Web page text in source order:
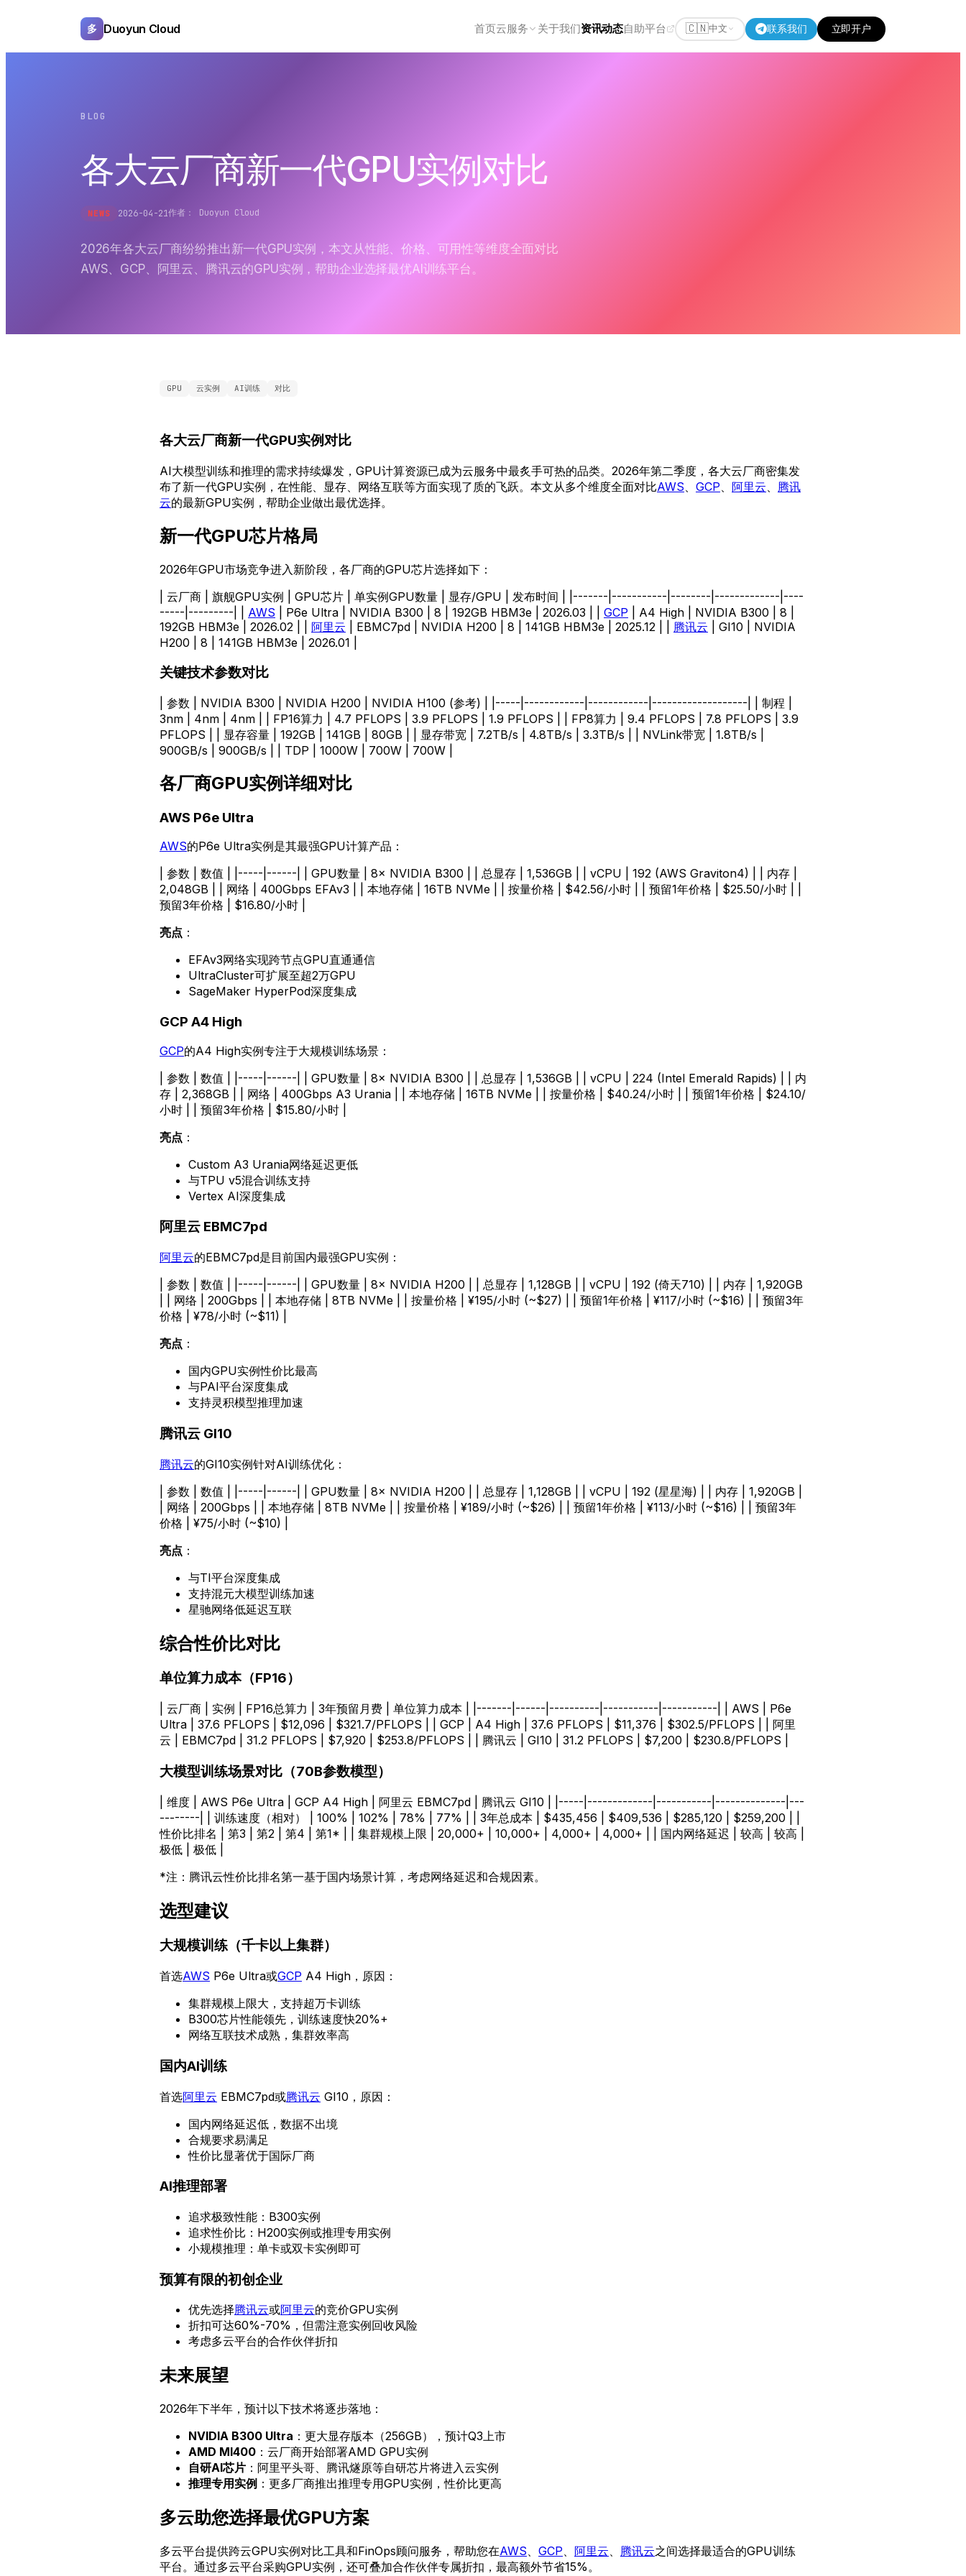
多 Duoyun Cloud 首页云服务 关于我们资讯动态自助平台 🇨🇳中文 联系我们 立即开户
BLOG
各大云厂商新一代GPU实例对比
NEWS 2026-04-21作者： Duoyun Cloud
2026年各大云厂商纷纷推出新一代GPU实例，本文从性能、价格、可用性等维度全面对比
AWS、GCP、阿里云、腾讯云的GPU实例，帮助企业选择最优AI训练平台。
GPU 云实例 AI训练 对比
各大云厂商新一代GPU实例对比
AI大模型训练和推理的需求持续爆发，GPU计算资源已成为云服务中最炙手可热的品类。2026年第二季度，各大云厂商密集发
布了新一代GPU实例，在性能、显存、网络互联等方面实现了质的飞跃。本文从多个维度全面对比AWS GCP 阿里云
腾讯
云的最新GPU实例，帮助企业做出最优选择。
新一代GPU芯片格局
2026年GPU市场竞争进入新阶段，各厂商的GPU芯片选择如下：
| 云厂商 | 旗舰GPU实例 | GPU芯片 | 单实例GPU数量 | 显存/GPU | 发布时间 | |-------|-----------|--------|-------------|----
-----|---------| | AWS | P6e Ultra | NVIDIA B300 | 8 | 192GB HBM3e | 2026.03 | | GCP | A4 High | NVIDIA B300 | 8 |
192GB HBM3e | 2026.02 | | 阿里云 | EBMC7pd | NVIDIA H200 | 8 | 141GB HBM3e | 2025.12 | | 腾讯云 | GI10 | NVIDIA
H200 | 8 | 141GB HBM3e | 2026.01 |
关键技术参数对比
| 参数 | NVIDIA B300 | NVIDIA H200 | NVIDIA H100 (参考) | |-----|------------|------------|-------------------| | 制程 |
3nm | 4nm | 4nm | | FP16算力 | 4.7 PFLOPS | 3.9 PFLOPS | 1.9 PFLOPS | | FP8算力 | 9.4 PFLOPS | 7.8 PFLOPS | 3.9
PFLOPS | | 显存容量 | 192GB | 141GB | 80GB | | 显存带宽 | 7.2TB/s | 4.8TB/s | 3.3TB/s | | NVLink带宽 | 1.8TB/s |
900GB/s | 900GB/s | | TDP | 1000W | 700W | 700W |
各厂商GPU实例详细对比
AWS P6e Ultra
AWS的P6e Ultra实例是其最强GPU计算产品：
| 参数 | 数值 | |-----|------| | GPU数量 | 8× NVIDIA B300 | | 总显存 | 1,536GB | | vCPU | 192 (AWS Graviton4) | | 内存 |
2,048GB | | 网络 | 400Gbps EFAv3 | | 本地存储 | 16TB NVMe | | 按量价格 | $42.56/小时 | | 预留1年价格 | $25.50/小时 | |
预留3年价格 | $16.80/小时 |
亮点 ：
EFAv3网络实现跨节点GPU直通通信
UltraCluster可扩展至超2万GPU
SageMaker HyperPod深度集成
GCP A4 High
GCP的A4 High实例专注于大规模训练场景：
| 参数 | 数值 | |-----|------| | GPU数量 | 8× NVIDIA B300 | | 总显存 | 1,536GB | | vCPU | 224 (Intel Emerald Rapids) | | 内
存 | 2,368GB | | 网络 | 400Gbps A3 Urania | | 本地存储 | 16TB NVMe | | 按量价格 | $40.24/小时 | | 预留1年价格 | $24.10/
小时 | | 预留3年价格 | $15.80/小时 |
亮点 ：
Custom A3 Urania网络延迟更低
与TPU v5混合训练支持
Vertex AI深度集成
阿里云 EBMC7pd
阿里云的EBMC7pd是目前国内最强GPU实例：
| 参数 | 数值 | |-----|------| | GPU数量 | 8× NVIDIA H200 | | 总显存 | 1,128GB | | vCPU | 192 (倚天710) | | 内存 | 1,920GB
| | 网络 | 200Gbps | | 本地存储 | 8TB NVMe | | 按量价格 | ¥195/小时 (~$27) | | 预留1年价格 | ¥117/小时 (~$16) | | 预留3年
价格 | ¥78/小时 (~$11) |
亮点 ：
国内GPU实例性价比最高
与PAI平台深度集成
支持灵积模型推理加速
腾讯云 GI10
腾讯云的GI10实例针对AI训练优化：
| 参数 | 数值 | |-----|------| | GPU数量 | 8× NVIDIA H200 | | 总显存 | 1,128GB | | vCPU | 192 (星星海) | | 内存 | 1,920GB |
| 网络 | 200Gbps | | 本地存储 | 8TB NVMe | | 按量价格 | ¥189/小时 (~$26) | | 预留1年价格 | ¥113/小时 (~$16) | | 预留3年
价格 | ¥75/小时 (~$10) |
亮点 ：
与TI平台深度集成
支持混元大模型训练加速
星驰网络低延迟互联
综合性价比对比
单位算力成本（FP16）
| 云厂商 | 实例 | FP16总算力 | 3年预留月费 | 单位算力成本 | |-------|------|----------|-----------|-----------| | AWS | P6e
Ultra | 37.6 PFLOPS | $12,096 | $321.7/PFLOPS | | GCP | A4 High | 37.6 PFLOPS | $11,376 | $302.5/PFLOPS | | 阿里
云 | EBMC7pd | 31.2 PFLOPS | $7,920 | $253.8/PFLOPS | | 腾讯云 | GI10 | 31.2 PFLOPS | $7,200 | $230.8/PFLOPS |
大模型训练场景对比（70B参数模型）
| 维度 | AWS P6e Ultra | GCP A4 High | 阿里云 EBMC7pd | 腾讯云 GI10 | |-----|-------------|-----------|--------------|---
--------| | 训练速度（相对） | 100% | 102% | 78% | 77% | | 3年总成本 | $435,456 | $409,536 | $285,120 | $259,200 | |
性价比排名 | 第3 | 第2 | 第4 | 第1* | | 集群规模上限 | 20,000+ | 10,000+ | 4,000+ | 4,000+ | | 国内网络延迟 | 较高 | 较高 |
极低 | 极低 |
*注：腾讯云性价比排名第一基于国内场景计算，考虑网络延迟和合规因素。
选型建议
大规模训练（千卡以上集群）
首选AWS P6e Ultra或GCP A4 High，原因：
集群规模上限大，支持超万卡训练
B300芯片性能领先，训练速度快20%+
网络互联技术成熟，集群效率高
国内AI训练
首选阿里云 EBMC7pd或腾讯云 GI10，原因：
国内网络延迟低，数据不出境
合规要求易满足
性价比显著优于国际厂商
AI推理部署
追求极致性能：B300实例
追求性价比：H200实例或推理专用实例
小规模推理：单卡或双卡实例即可
预算有限的初创企业
优先选择腾讯云或阿里云的竞价GPU实例
折扣可达60%-70%，但需注意实例回收风险
考虑多云平台的合作伙伴折扣
未来展望
2026年下半年，预计以下技术将逐步落地：
NVIDIA B300 Ultra ：更大显存版本（256GB），预计Q3上市
AMD MI400 ：云厂商开始部署AMD GPU实例
自研AI芯片 ：阿里平头哥、腾讯燧原等自研芯片将进入云实例
推理专用实例 ：更多厂商推出推理专用GPU实例，性价比更高
多云助您选择最优GPU方案
多云平台提供跨云GPU实例对比工具和FinOps顾问服务，帮助您在AWS、 GCP、 阿里云、 腾讯云之间选择最适合的GPU训练
平台。通过多云平台采购GPU实例，还可叠加合作伙伴专属折扣，最高额外节省15%。